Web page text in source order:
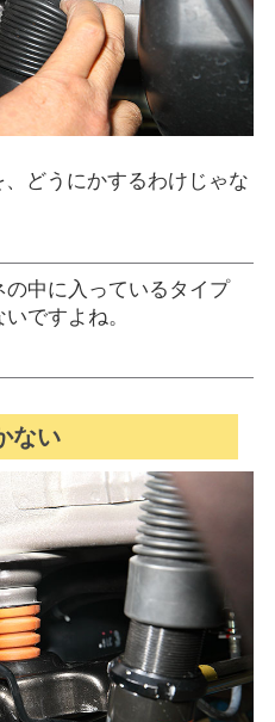
どうにかするわけじゃな
の中に入っているタイプ
ですよね。
ない